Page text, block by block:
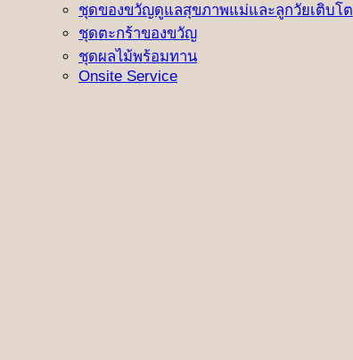
ชุดของขวัญดูแลสุขภาพแม่และลูกวัยเติบโต
ชุดตะกร้าของขวัญ
ชุดผลไม้พร้อมทาน
Onsite Service